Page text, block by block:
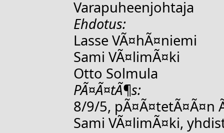
Varapuheenjohtaja
Ehdotus:
Lasse VÃ¤hÃ¤niemi
Sami VÃ¤limÃ¤ki
Otto Solmula
PÃ¤Ã¤tÃ¶s:
8/9/5, pÃ¤Ã¤tetÃ¤Ã¤n
Sami VÃ¤limÃ¤ki,